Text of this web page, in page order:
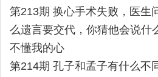
第213期 换心手术失败，医生
么遗言要交代，你猜他会说什
不懂我的心
第214期 孔子和孟子有什么